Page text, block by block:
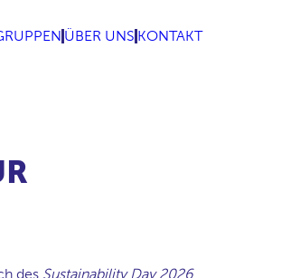
ÜBER UNS KONTAKT
des Sustainability Day 2026